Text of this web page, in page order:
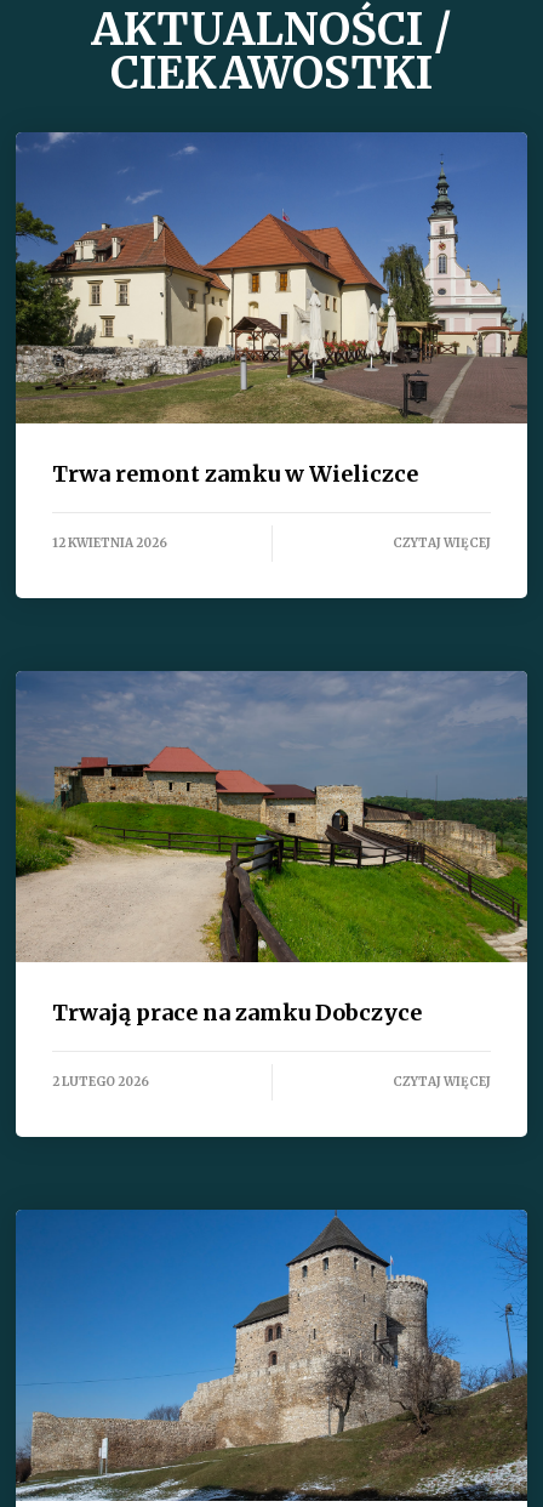
AKTUALNOŚCI /
CIEKAWOSTKI
Trwa remont zamku w Wieliczce
12 KWIETNIA 2026 CZYTAJ WIĘCEJ
Trwają prace na zamku Dobczyce
2 LUTEGO 2026 CZYTAJ WIĘCEJ